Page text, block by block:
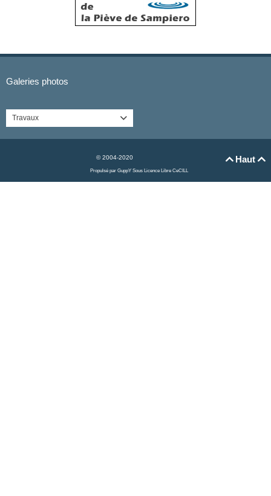
Galeries photos
Travaux 
Haut 
© 2004-2020
Propulsé par GuppY Sous Licence Libre CeCILL